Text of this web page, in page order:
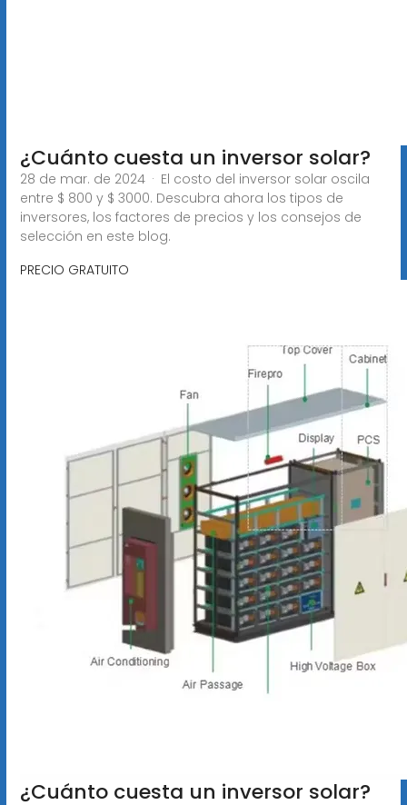
¿Cuánto cuesta un inversor solar?
28 de mar. de 2024 · El costo del inversor solar oscila
entre $ 800 y $ 3000. Descubra ahora los tipos de
inversores, los factores de precios y los consejos de
selección en este blog.
PRECIO GRATUITO
¿Cuánto cuesta un inversor solar?